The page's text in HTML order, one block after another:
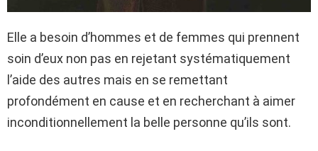
Elle a besoin d’hommes et de femmes qui prennent
soin d’eux non pas en rejetant systématiquement
l’aide des autres mais en se remettant
profondément en cause et en recherchant à aimer
inconditionnellement la belle personne qu’ils sont.